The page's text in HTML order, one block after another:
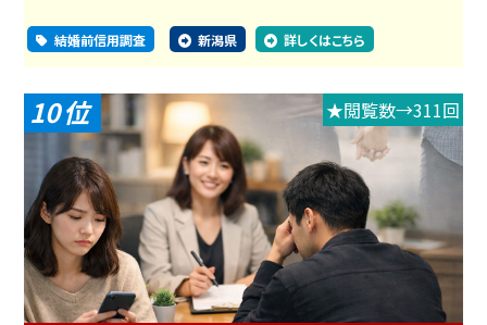
結婚前信用調査 新潟県 詳しくはこちら
10 ★閲覧数→311回